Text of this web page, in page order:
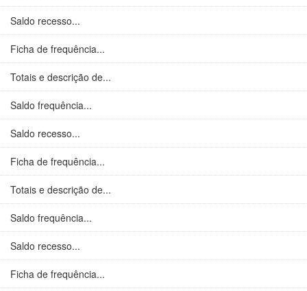
Saldo recesso...
Ficha de frequência...
Totais e descrição de...
Saldo frequência...
Saldo recesso...
Ficha de frequência...
Totais e descrição de...
Saldo frequência...
Saldo recesso...
Ficha de frequência...